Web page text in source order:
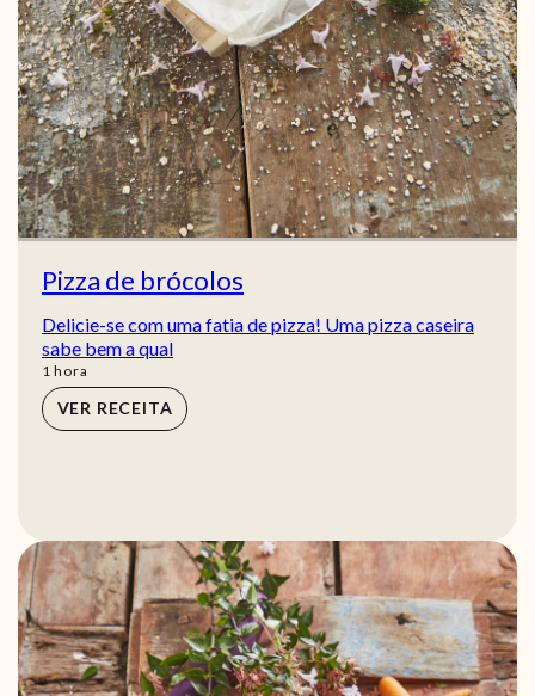
Pizza de brócolos
Delicie-se com uma fatia de pizza! Uma pizza caseira
sabe bem a qual
1 hora
hora
VER RECEITA